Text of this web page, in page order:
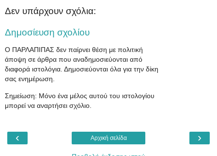
Δεν υπάρχουν σχόλια:
Δημοσίευση σχολίου
Ο ΠΑΡΛΑΠΙΠΑΣ δεν παίρνει θέση με πολιτική
άποψη σε άρθρα που αναδημοσιεύονται από
διαφορά ιστολόγια. Δημοσιεύονται όλα για την δίκη
σας ενημέρωση.
Σημείωση: Μόνο ένα μέλος αυτού του ιστολογίου
μπορεί να αναρτήσει σχόλιο.
‹ ›
Αρχική σελίδα